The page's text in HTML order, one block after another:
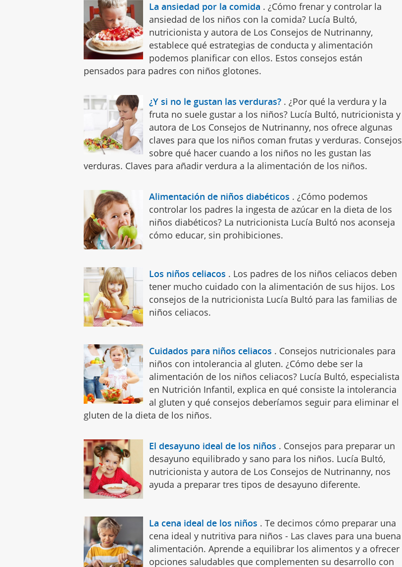
La ansiedad por la comida .¿Cómo frenar y controlar la
ansiedad de los niños con la comida? Lucía Bultó,
nutricionista y autora de Los Consejos de Nutrinanny,
establece qué estrategias de conducta y alimentación
podemos planificar con ellos. Estos consejos están
pensados para padres con niños glotones.
¿Y si no le gustan las verduras? .¿Por qué la verdura y la
fruta no suele gustar a los niños? Lucía Bultó, nutricionista y
autora de Los Consejos de Nutrinanny, nos ofrece algunas
claves para que los niños coman frutas y verduras. Consejos
sobre qué hacer cuando a los niños no les gustan las
verduras. Claves para añadir verdura a la alimentación de los niños.
Alimentación de niños diabéticos .¿Cómo podemos
controlar los padres la ingesta de azúcar en la dieta de los
niños diabéticos? La nutricionista Lucía Bultó nos aconseja
cómo educar, sin prohibiciones.
Los niños celiacos . Los padres de los niños celiacos deben
tener mucho cuidado con la alimentación de sus hijos. Los
consejos de la nutricionista Lucía Bultó para las familias de
niños celiacos.
Cuidados para niños celiacos . Consejos nutricionales para
niños con intolerancia al gluten. ¿Cómo debe ser la
alimentación de los niños celiacos? Lucía Bultó, especialista
en Nutrición Infantil, explica en qué consiste la intolerancia
al gluten y qué consejos deberíamos seguir para eliminar el
gluten de la dieta de los niños.
El desayuno ideal de los niños . Consejos para preparar un
desayuno equilibrado y sano para los niños. Lucía Bultó,
nutricionista y autora de Los Consejos de Nutrinanny, nos
ayuda a preparar tres tipos de desayuno diferente.
La cena ideal de los niños .Te decimos cómo preparar una
cena ideal y nutritiva para niños - Las claves para una buena
alimentación. Aprende a equilibrar los alimentos y a ofrecer
opciones saludables que complementen su desarrollo con